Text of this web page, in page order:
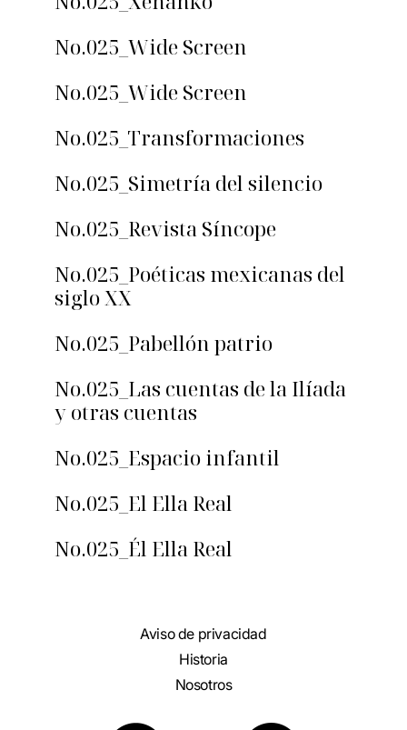
No.025_Wide Screen
No.025_Wide Screen
No.025_Transformaciones
No.025_Simetría del silencio
No.025_Revista Síncope
No.025_Poéticas mexicanas del
siglo XX
No.025_Pabellón patrio
No.025_Las cuentas de la Ilíada
y otras cuentas
No.025_Espacio infantil
No.025_El Ella Real
No.025_Él Ella Real
Aviso de privacidad
Historia
Nosotros